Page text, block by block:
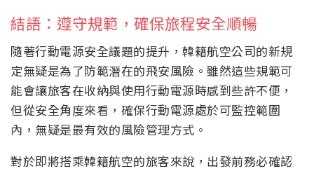
結語：遵守規範，確保旅程安全順暢
隨著行動電源安全議題的提升，韓籍航空公司的新規
定無疑是為了防範潛在的飛安風險。雖然這些規範可
能會讓旅客在收納與使用行動電源時感到些許不便，
但從安全角度來看，確保行動電源處於可監控範圍
內，無疑是最有效的風險管理方式。
對於即將搭乘韓籍航空的旅客來說，出發前務必確認